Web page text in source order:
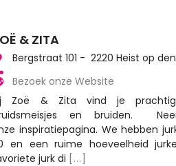
& ZITA
Bergstraat 101 - 2220 Heist op
Bezoek onze Website
Zoë & Zita vind je
en bruiden.
inspiratiepagina. We hebben
en een ruime hoeveelheid
jurk di [...]